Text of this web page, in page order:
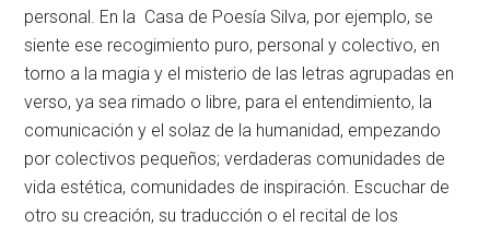
personal. En la Casa de Poesía Silva, por ejemplo, se
siente ese recogimiento puro, personal y colectivo, en
torno a la magia y el misterio de las letras agrupadas en
verso, ya sea rimado o libre, para el entendimiento, la
comunicación y el solaz de la humanidad, empezando
por colectivos pequeños; verdaderas comunidades de
vida estética, comunidades de inspiración. Escuchar de
otro su creación, su traducción o el recital de los